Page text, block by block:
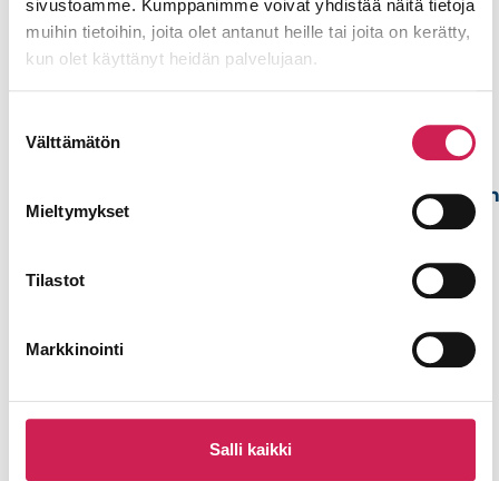
sivustoamme. Kumppanimme voivat yhdistää näitä tietoja
muihin tietoihin, joita olet antanut heille tai joita on kerätty,
kun olet käyttänyt heidän palvelujaan.
valinta
Välttämätön
Mieltymykset
Tilastot
Markkinointi
Salli kaikki
APUA OMAN
ORGANISAATIOSI
AV-ASIOISSA?
Mitroon!
mieluummin
olevan
sinuun?
Voit jättää meille
yhteydenottopyynnön
alla olevalla
Puhelinnumero